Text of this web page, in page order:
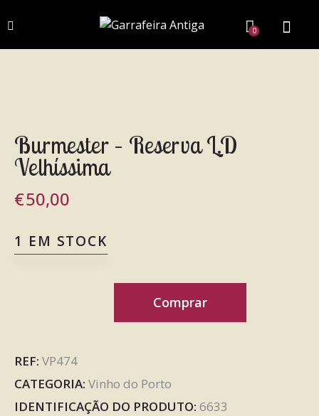
0
Burmester – Reserva L.D
Velhíssima
€50,00
1 EM STOCK
Comprar
REF: VP474
CATEGORIA: Vinho do Porto
IDENTIFICAÇÃO DO PRODUTO: 6633